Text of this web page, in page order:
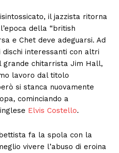
il jazzista ritorna
della “british
e Chet deve adeguarsi. Ad
interessanti con altri
grande chitarrista Jim Hall,
lavoro dal titolo
si stanca nuovamente
cominciando a
Elvis Costello.
fa la spola con la
vivere l’abuso di eroina